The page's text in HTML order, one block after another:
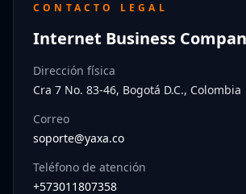
CONTACTO LEGAL
Internet Business
Dirección física
Cra 7 No. 83-46, Bogotá D.C., Colombia
Correo
soporte@yaxa.co
Teléfono de atención
+573011807358